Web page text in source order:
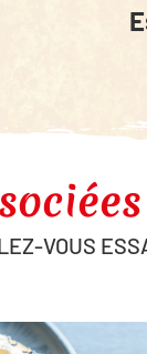
VOUS